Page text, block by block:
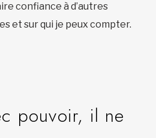
confiance à d’autres
et sur qui je peux compter.
pouvoir, il ne